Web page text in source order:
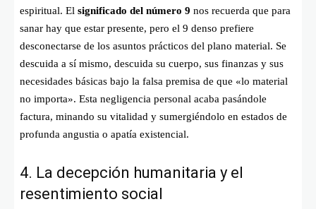
espiritual. El significado del número 9 nos recuerda que para
sanar hay que estar presente, pero el 9 denso prefiere
desconectarse de los asuntos prácticos del plano material. Se
descuida a sí mismo, descuida su cuerpo, sus finanzas y sus
necesidades básicas bajo la falsa premisa de que «lo material
no importa». Esta negligencia personal acaba pasándole
factura, minando su vitalidad y sumergiéndolo en estados de
profunda angustia o apatía existencial.
4. La decepción humanitaria y el
resentimiento social